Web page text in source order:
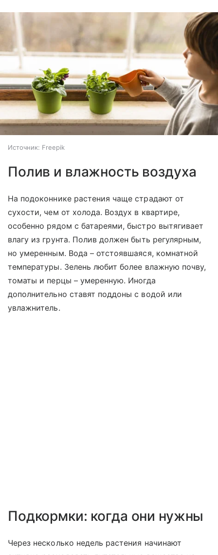
Источник: Freepik
Полив и влажность воздуха
На подоконнике растения чаще страдают от
сухости, чем от холода. Воздух в квартире,
особенно рядом с батареями, быстро вытягивает
влагу из грунта. Полив должен быть регулярным,
но умеренным. Вода – отстоявшаяся, комнатной
температуры. Зелень любит более влажную почву,
томаты и перцы – умеренную. Иногда
дополнительно ставят поддоны с водой или
увлажнитель.
Подкормки: когда они нужны
Через несколько недель растения начинают